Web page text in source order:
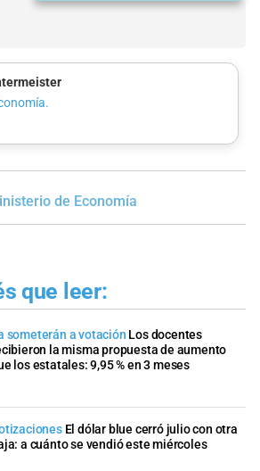
de Economía
que leer:
someterán a votación Los docentes
la misma propuesta de aumento
los estatales: 9,95 % en 3 meses
El dólar blue cerró julio con otra
a cuánto se vendió este miércoles